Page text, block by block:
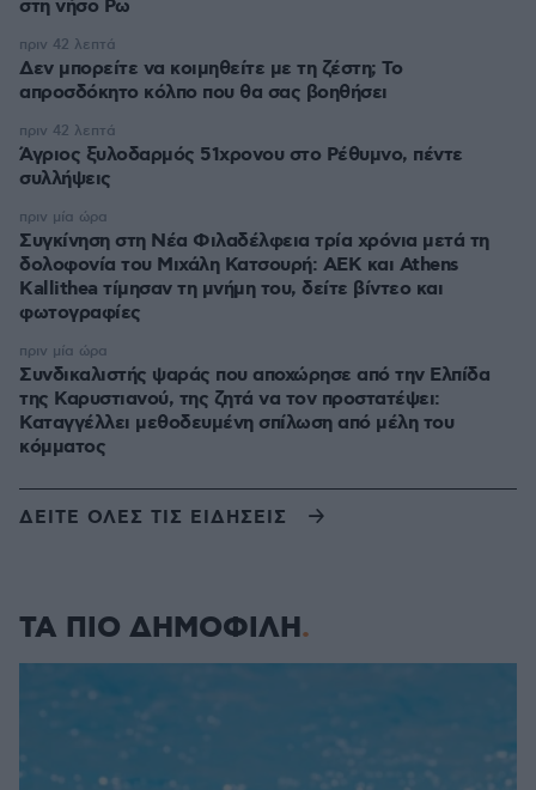
στη νήσο Ρω
Δεν μπορείτε να κοιμηθείτε με τη ζέστη; Το
απροσδόκητο κόλπο που θα σας βοηθήσει
πριν 42 λεπτά
Άγριος ξυλοδαρμός 51χρονου στο Ρέθυμνο, πέντε
συλλήψεις
πριν 42 λεπτά
Συγκίνηση στη Νέα Φιλαδέλφεια τρία χρόνια μετά τη
δολοφονία του Μιχάλη Κατσουρή: ΑΕΚ και Athens
Kallithea τίμησαν τη μνήμη του, δείτε βίντεο και
φωτογραφίες
πριν μία ώρα
Συνδικαλιστής ψαράς που αποχώρησε από την Ελπίδα
της Καρυστιανού, της ζητά να τον προστατέψει:
Καταγγέλλει μεθοδευμένη σπίλωση από μέλη του
κόμματος
πριν μία ώρα
ΔΕΙΤΕ ΟΛΕΣ ΤΙΣ ΕΙΔΗΣΕΙΣ
ΤΑ ΠΙΟ ΔΗΜΟΦΙΛΗ